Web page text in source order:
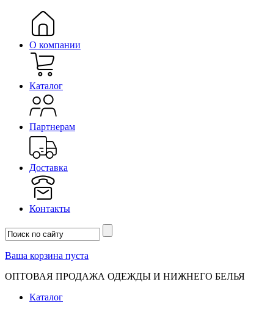
О компании
Каталог
Партнерам
Доставка
Контакты
Ваша корзина пуста
ОПТОВАЯ ПРОДАЖА ОДЕЖДЫ И НИЖНЕГО БЕЛЬЯ
Каталог